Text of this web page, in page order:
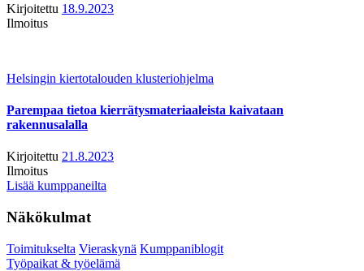
Kirjoitettu 18.9.2023
Ilmoitus
Helsingin kiertotalouden klusteriohjelma
Parempaa tietoa kierrätysmateriaaleista kaivataan
rakennusalalla
Kirjoitettu 21.8.2023
Ilmoitus
Lisää kumppaneilta
Näkökulmat
Toimitukselta Vieraskynä Kumppaniblogit
Työpaikat & työelämä